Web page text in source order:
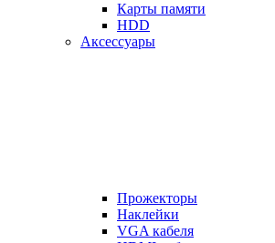
Карты памяти
HDD
Аксессуары
Прожекторы
Наклейки
VGA кабеля